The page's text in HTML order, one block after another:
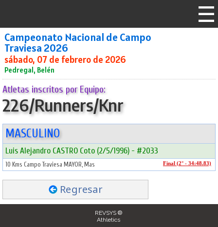
Campeonato Nacional de Campo
Traviesa 2026
sábado, 07 de febrero de 2026
Pedregal, Belén
Atletas inscritos por Equipo:
226/Runners/Knr
MASCULINO
Luis Alejandro CASTRO Coto (2/5/1996) - #2033
10 Kms Campo Traviesa MAYOR, Mas Final (2° - 34:48.83)
Regresar
REVSYS ®
Athletics